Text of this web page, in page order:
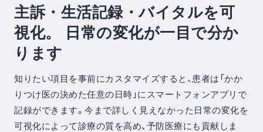
主訴・生活記録・バイタルを可
視化。
日常の変化が一目で分か
ります
知りたい項目を事前にカスタマイズすると、患者は「かか
りつけ医の決めた任意の日時」にスマートフォンアプリで
記録ができます。今まで詳しく見えなかった日常の変化を
可視化によって診療の質を高め、予防医療にも貢献しま